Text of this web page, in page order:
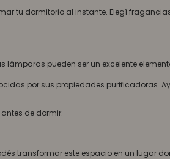
tu dormitorio al instante. Elegí
pueden ser un excelente
por sus propiedades purificadoras.
de dormir.
transformar este espacio en un lugar